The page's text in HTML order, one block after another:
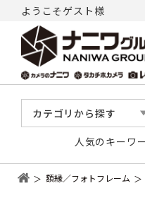
ようこそゲスト様
カテゴリから探す
人気のキーワ
額縁／フォトフレーム